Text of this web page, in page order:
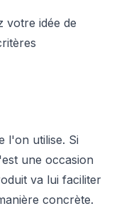
votre idée de
l'on utilise. Si
une occasion
va lui faciliter
concrète.